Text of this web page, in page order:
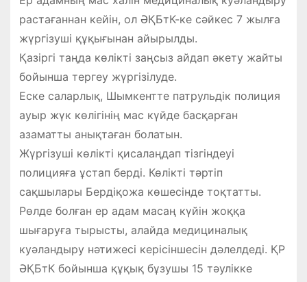
растағаннан кейін, ол ӘҚБтК-ке сәйкес 7 жылға
жүргізуші құқығынан айырылды.
Қазіргі таңда көлікті заңсыз айдап әкету жайты
бойынша тергеу жүргізілуде.
Еске саларлық, Шымкентте патрульдік полиция
ауыр жүк көлігінің мас күйде басқарған
азаматты анықтаған болатын.
Жүргізуші көлікті қисалаңдап тізгіндеуі
полицияға ұстап берді. Көлікті тәртіп
сақшылары Бердіқожа көшесінде тоқтатты.
Рөлде болған ер адам масаң күйін жоққа
шығаруға тырысты, алайда медициналық
куәландыру нәтижесі керісіншесін дәлелдеді. ҚР
ӘҚБтК бойынша құқық бұзушы 15 тәулікке